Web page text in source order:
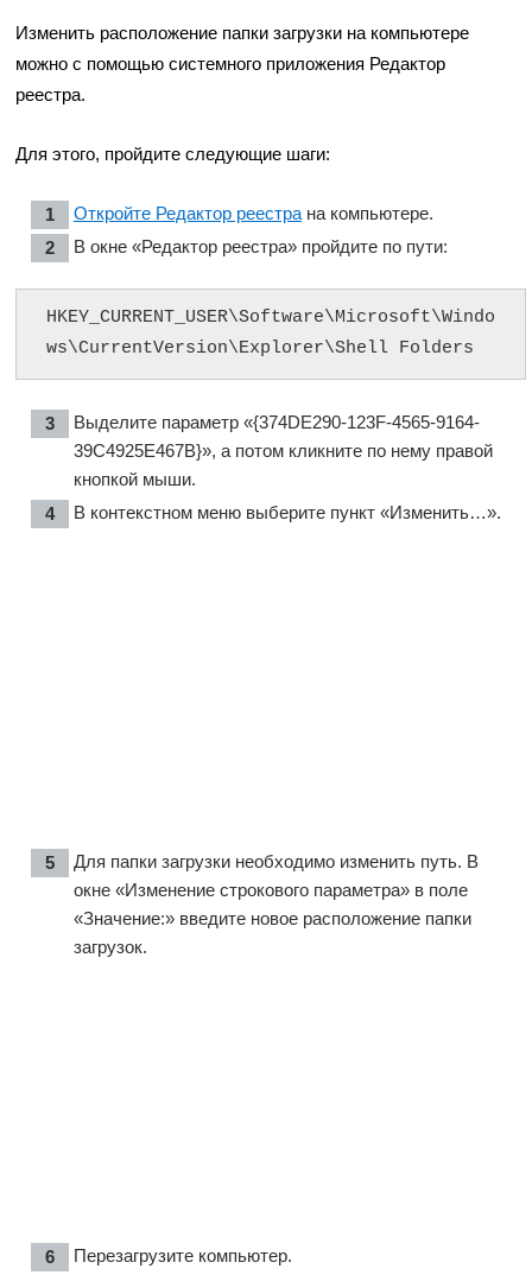
Изменить расположение папки загрузки на компьютере
можно с помощью системного приложения Редактор
реестра.
Для этого, пройдите следующие шаги:
Откройте Редактор реестрана компьютере.
В окне «Редактор реестра» пройдите по пути:
HKEY_CURRENT_USER\Software\Microsoft\Windo
ws\CurrentVersion\Explorer\Shell Folders
Выделите параметр «{374DE290-123F-4565-9164-
39C4925E467B}», а потом кликните по нему правой
кнопкой мыши.
В контекстном меню выберите пункт «Изменить…».
Для папки загрузки необходимо изменить путь. В
окне «Изменение строкового параметра» в поле
«Значение:» введите новое расположение папки
загрузок.
Перезагрузите компьютер.